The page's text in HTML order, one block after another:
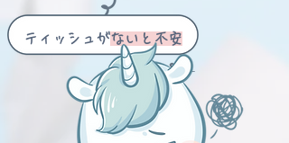
ティッシュがないと不安